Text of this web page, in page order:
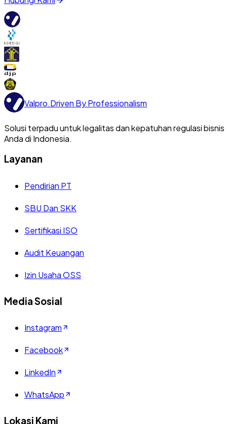
Valpro.Driven By Professionalism
Solusi terpadu untuk legalitas dan kepatuhan regulasi bisnis
Anda di Indonesia.
Layanan
Pendirian PT
SBU Dan SKK
Sertifikasi ISO
Audit Keuangan
Izin Usaha OSS
Media Sosial
Instagram
Facebook
LinkedIn
WhatsApp
Lokasi Kami